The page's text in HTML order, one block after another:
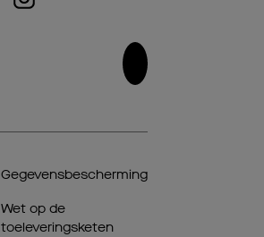
Gegevensbescherming
Wet op de
toeleveringsketen